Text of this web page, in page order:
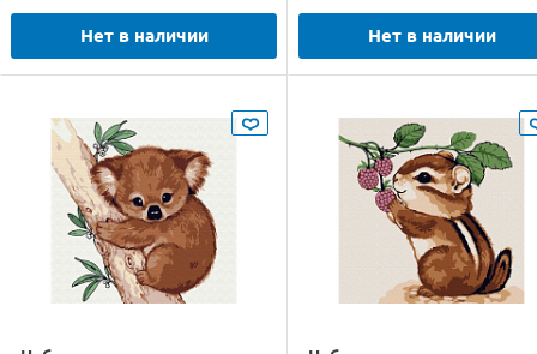
Нет в наличии Нет в наличии